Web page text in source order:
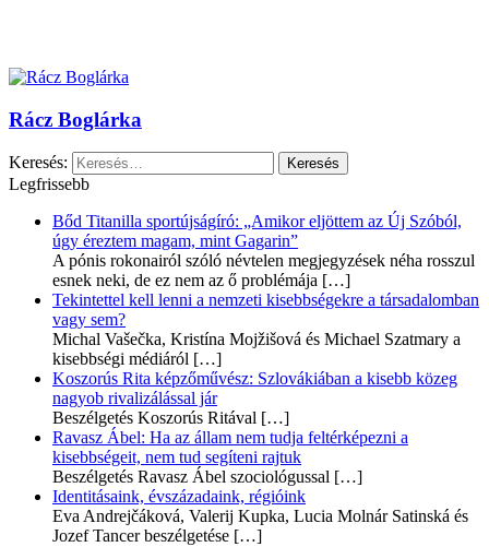
Rácz Boglárka
Keresés:
Legfrissebb
Bőd Titanilla sportújságíró: „Amikor eljöttem az Új Szóból,
úgy éreztem magam, mint Gagarin”
A pónis rokonairól szóló névtelen megjegyzések néha rosszul
esnek neki, de ez nem az ő problémája […]
Tekintettel kell lenni a nemzeti kisebbségekre a társadalomban
vagy sem?
Michal Vašečka, Kristína Mojžišová és Michael Szatmary a
kisebbségi médiáról […]
Koszorús Rita képzőművész: Szlovákiában a kisebb közeg
nagyob rivalizálással jár
Beszélgetés Koszorús Ritával […]
Ravasz Ábel: Ha az állam nem tudja feltérképezni a
kisebbségeit, nem tud segíteni rajtuk
Beszélgetés Ravasz Ábel szociológussal […]
Identitásaink, évszázadaink, régióink
Eva Andrejčáková, Valerij Kupka, Lucia Molnár Satinská és
Jozef Tancer beszélgetése […]